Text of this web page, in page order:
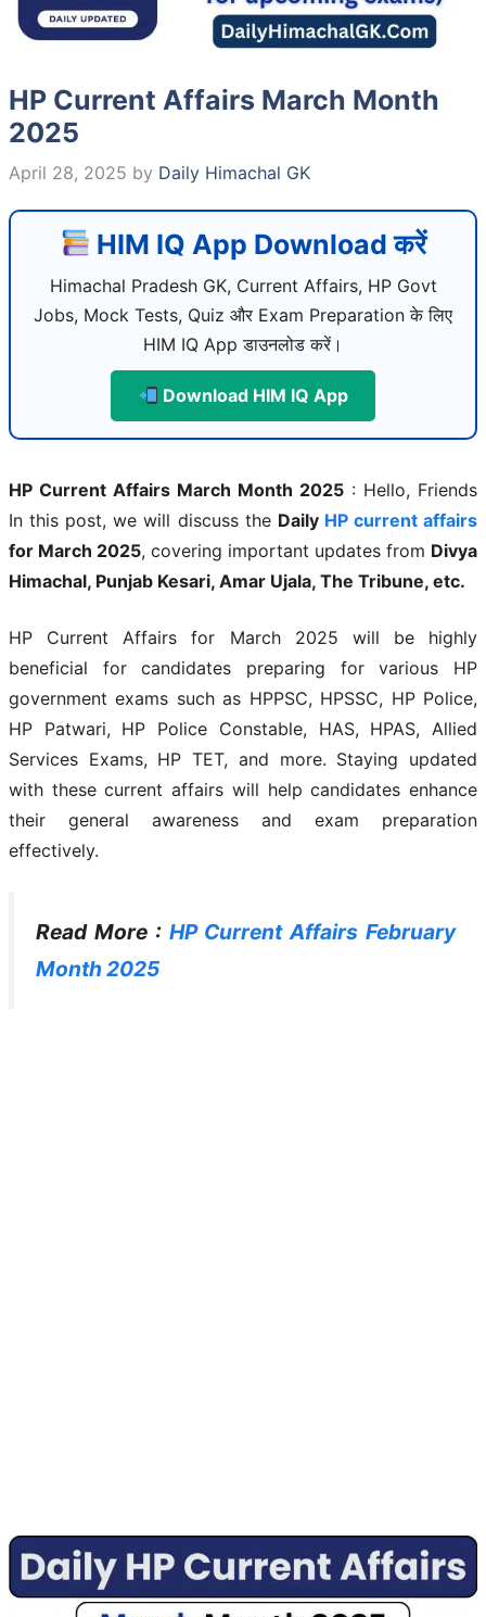
HP Current Affairs March Month
2025
April 28, 2025 by Daily Himachal GK
HIM IQ App Download करें
Himachal Pradesh GK, Current Affairs, HP Govt
Jobs, Mock Tests, Quiz और Exam Preparation के लिए
HIM IQ App डाउनलोड करें।
Download HIM IQ App
HP Current Affairs March Month 2025 : Hello, Friends
In this post, we will discuss the Daily HP current affairs
for March 2025, covering important updates from Divya
Himachal, Punjab Kesari, Amar Ujala, The Tribune, etc.
HP Current Affairs for March 2025 will be highly
beneficial for candidates preparing for various HP
government exams such as HPPSC, HPSSC, HP Police,
HP Patwari, HP Police Constable, HAS, HPAS, Allied
Services Exams, HP TET, and more. Staying updated
with these current affairs will help candidates enhance
their general awareness and exam preparation
effectively.
Read More : HP Current Affairs February
Month 2025